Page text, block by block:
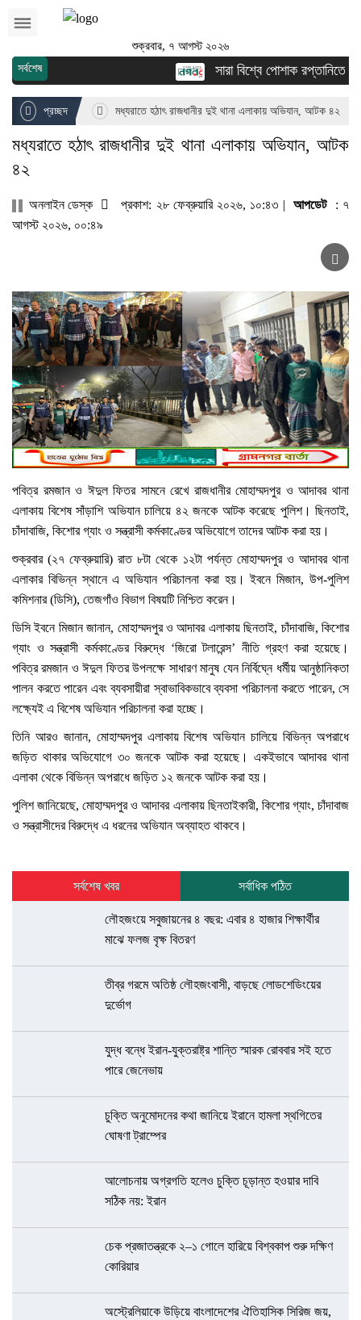
শুক্রবার, ৭ আগস্ট ২০২৬
সর্বশেষ সারা বিশ্বে পোশাক রপ্তানিতে
প্রচ্ছদ মধ্যরাতে হঠাৎ রাজধানীর দুই থানা এলাকায় অভিযান, আটক ৪২
মধ্যরাতে হঠাৎ রাজধানীর দুই থানা এলাকায় অভিযান, আটক
৪২
অনলাইন ডেস্ক প্রকাশ: ২৮ ফেব্রুয়ারি ২০২৬, ১০:৪৩ |আপডেট: ৭
আগস্ট ২০২৬, ০০:৪৯
পবিত্র রমজান ও ঈদুল ফিতর সামনে রেখে রাজধানীর মোহাম্মদপুর ও আদাবর থানা
এলাকায় বিশেষ সাঁড়াশি অভিযান চালিয়ে ৪২ জনকে আটক করেছে পুলিশ। ছিনতাই,
চাঁদাবাজি, কিশোর গ্যাং ও সন্ত্রাসী কর্মকাণ্ডের অভিযোগে তাদের আটক করা হয়।
শুক্রবার (২৭ ফেব্রুয়ারি) রাত ৮টা থেকে ১২টা পর্যন্ত মোহাম্মদপুর ও আদাবর থানা
এলাকার বিভিন্ন স্থানে এ অভিযান পরিচালনা করা হয়। ইবনে মিজান, উপ-পুলিশ
কমিশনার (ডিসি), তেজগাঁও বিভাগ বিষয়টি নিশ্চিত করেন।
ডিসি ইবনে মিজান জানান, মোহাম্মদপুর ও আদাবর এলাকায় ছিনতাই, চাঁদাবাজি, কিশোর
গ্যাং ও সন্ত্রাসী কর্মকাণ্ডের বিরুদ্ধে ‘জিরো টলারেন্স’ নীতি গ্রহণ করা হয়েছে।
পবিত্র রমজান ও ঈদুল ফিতর উপলক্ষে সাধারণ মানুষ যেন নির্বিঘ্নে ধর্মীয় আনুষ্ঠানিকতা
পালন করতে পারেন এবং ব্যবসায়ীরা স্বাভাবিকভাবে ব্যবসা পরিচালনা করতে পারেন, সে
লক্ষ্যেই এ বিশেষ অভিযান পরিচালনা করা হচ্ছে।
তিনি আরও জানান, মোহাম্মদপুর এলাকায় বিশেষ অভিযান চালিয়ে বিভিন্ন অপরাধে
জড়িত থাকার অভিযোগে ৩০ জনকে আটক করা হয়েছে। একইভাবে আদাবর থানা
এলাকা থেকে বিভিন্ন অপরাধে জড়িত ১২ জনকে আটক করা হয়।
পুলিশ জানিয়েছে, মোহাম্মদপুর ও আদাবর এলাকায় ছিনতাইকারী, কিশোর গ্যাং, চাঁদাবাজ
ও সন্ত্রাসীদের বিরুদ্ধে এ ধরনের অভিযান অব্যাহত থাকবে।
সর্বশেষ খবর সর্বাধিক পঠিত
লৌহজংয়ে সবুজায়নের ৪ বছর: এবার ৪ হাজার শিক্ষার্থীর
মাঝে ফলজ বৃক্ষ বিতরণ
তীব্র গরমে অতিষ্ঠ লৌহজংবাসী, বাড়ছে লোডশেডিংয়ের
দুর্ভোগ
যুদ্ধ বন্ধে ইরান-যুক্তরাষ্ট্র শান্তি স্মারক রোববার সই হতে
পারে জেনেভায়
চুক্তি অনুমোদনের কথা জানিয়ে ইরানে হামলা স্থগিতের
ঘোষণা ট্রাম্পের
আলোচনায় অগ্রগতি হলেও চুক্তি চূড়ান্ত হওয়ার দাবি
সঠিক নয়: ইরান
চেক প্রজাতন্ত্রকে ২–১ গোলে হারিয়ে বিশ্বকাপ শুরু দক্ষিণ
কোরিয়ার
অস্ট্রেলিয়াকে উড়িয়ে বাংলাদেশের ঐতিহাসিক সিরিজ জয়,